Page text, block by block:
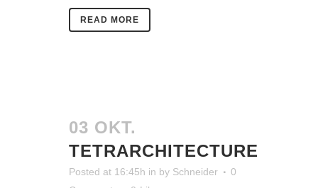
READ MORE
03 OKT.
TETRARCHITECTURE
Posted at 16:45h in by Schneider
0